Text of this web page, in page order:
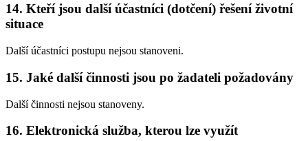
14. Kteří jsou další účastníci (dotčení) řešení životní
situace
Další účastníci postupu nejsou stanoveni.
15. Jaké další činnosti jsou po žadateli požadovány
Další činnosti nejsou stanoveny.
16. Elektronická služba, kterou lze využít